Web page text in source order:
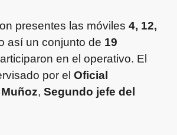
presentes las móviles 4, 12,
así un conjunto de 19
en el operativo. El
por el Oficial
, Segundo jefe del